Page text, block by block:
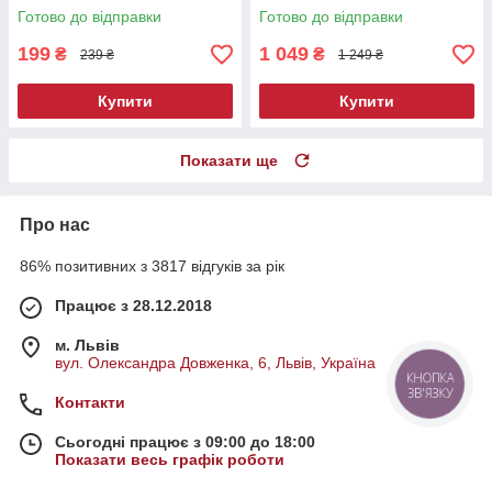
Готово до відправки
199 ₴ 239 ₴
Купити
Готово до відправки
1 049 ₴ 1 249 ₴
Купити
Показати ще
Про нас
86% позитивних з 3817 відгуків за рік
Працює з 28.12.2018
м. Львів
вул. Олександра Довженка, 6, Львів, Україна
Контакти
Сьогодні працює з 09:00 до 18:00
Показати весь графік роботи
КНОПКА
ЗВ'ЯЗКУ